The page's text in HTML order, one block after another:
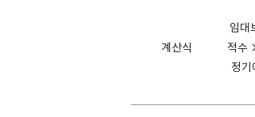
계산식
임대
적수
정기